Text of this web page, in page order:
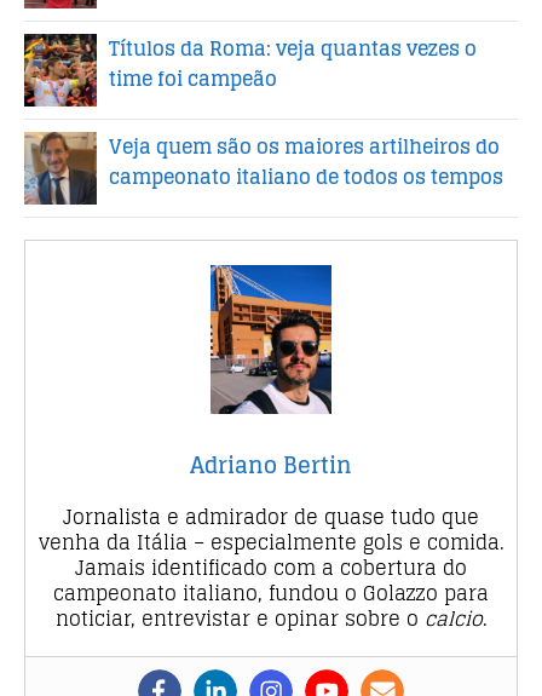
Títulos da Roma: veja quantas vezes o
time foi campeão
Veja quem são os maiores artilheiros do
campeonato italiano de todos os tempos
Adriano Bertin
Jornalista e admirador de quase tudo que
venha da Itália – especialmente gols e comida.
Jamais identificado com a cobertura do
campeonato italiano, fundou o Golazzo para
noticiar, entrevistar e opinar sobre o calcio.